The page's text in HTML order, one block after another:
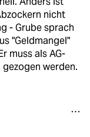
nicht
- Grube sprach
"Geldmangel"
muss als AG-
werden.